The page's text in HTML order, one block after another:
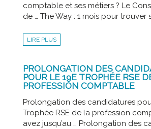
comptable et ses métiers ? Le
de … The Way : 1 mois pour trouver
LIRE PLUS
PROLONGATION DES
POUR LE 19E TROPHÉE RSE
PROFESSION COMPTABLE
Prolongation des candidatures
Trophée RSE de la profession
avez jusqu’au … Prolongation des